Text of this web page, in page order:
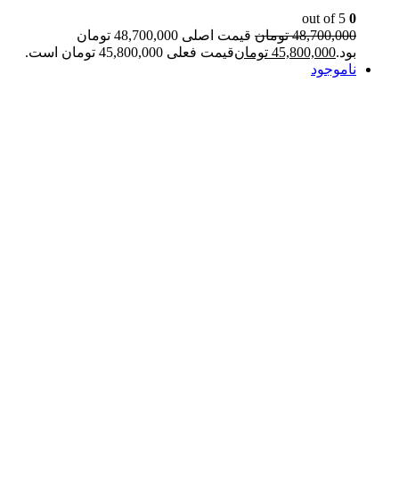
0
48,700,000 تومان
قیمت اصلی 48,700,000 تومان
بود.45,800,000 تومانقیمت فعلی 45,800,000 تومان است.
ناموجود